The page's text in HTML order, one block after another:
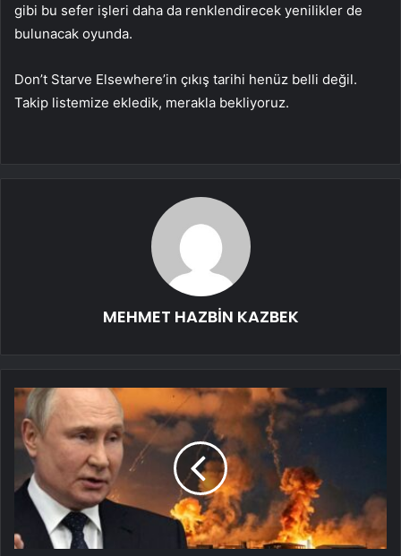
gibi bu sefer işleri daha da renklendirecek yenilikler de
bulunacak oyunda.
Don’t Starve Elsewhere’in çıkış tarihi henüz belli değil.
Takip listemize ekledik, merakla bekliyoruz.
MEHMET HAZBİN KAZBEK